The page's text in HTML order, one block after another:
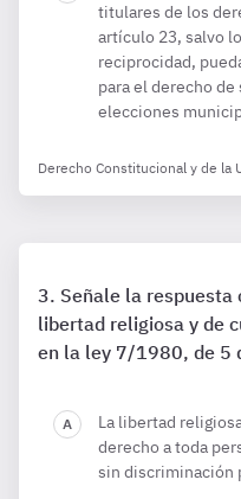
titulares de los
artículo 23, salvo
reciprocidad,
para el derecho
elecciones
Derecho Constitucional y de la
Señale la
libertad religiosa y de
en la ley 7/1980, de 5
La libertad
derecho a toda
sin discriminación